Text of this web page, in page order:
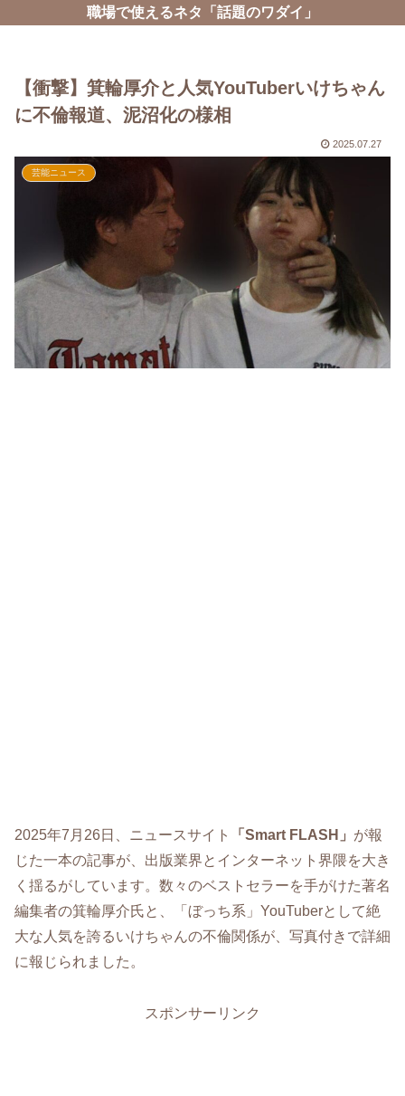
職場で使えるネタ「話題のワダイ」
【衝撃】箕輪厚介と人気YouTuberいけちゃん
に不倫報道、泥沼化の様相
2025.07.27
芸能ニュース
2025年7月26日、ニュースサイト 「Smart FLASH」 が報
じた一本の記事が、出版業界とインターネット界隈を大き
く揺るがしています。数々のベストセラーを手がけた著名
編集者の箕輪厚介氏と、「ぼっち系」YouTuberとして絶
大な人気を誇るいけちゃんの不倫関係が、写真付きで詳細
に報じられました。
スポンサーリンク